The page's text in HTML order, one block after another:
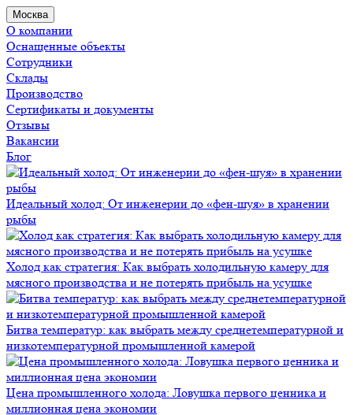
Москва
О компании
Оснащенные объекты
Сотрудники
Склады
Производство
Сертификаты и документы
Отзывы
Вакансии
Блог
Идеальный холод: От инженерии до «фен-шуя» в хранении
рыбы
Холод как стратегия: Как выбрать холодильную камеру для
мясного производства и не потерять прибыль на усушке
Битва температур: как выбрать между среднетемпературной и
низкотемпературной промышленной камерой
Цена промышленного холода: Ловушка первого ценника и
миллионная цена экономии